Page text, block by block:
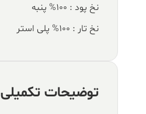
نخ پود : 100% پنبه
نخ تار : 100% پلی استر
توضیحات تکمیلی